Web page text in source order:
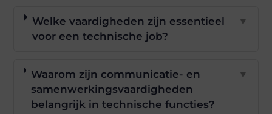
Welke vaardigheden zijn essentieel
voor een technische job?
▼
Waarom zijn communicatie- en
samenwerkingsvaardigheden
belangrijk in technische functies?
▼